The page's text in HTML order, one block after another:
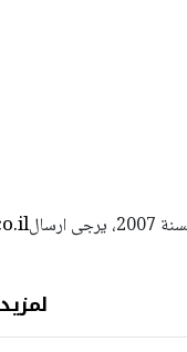
استعمال المضامين بموجب بند 27 أ لقانون الحقوق الأدبية لسنة 2007، يرجى ارسال